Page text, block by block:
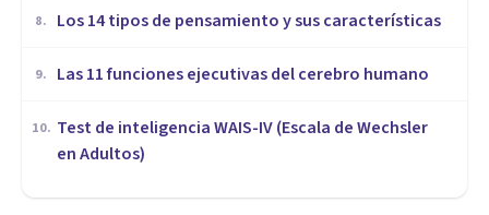
8. Los 14 tipos de pensamiento y sus características
9. Las 11 funciones ejecutivas del cerebro humano
10. Test de inteligencia WAIS-IV (Escala de Wechsler
en Adultos)
Bilingüismo e inteligencia,